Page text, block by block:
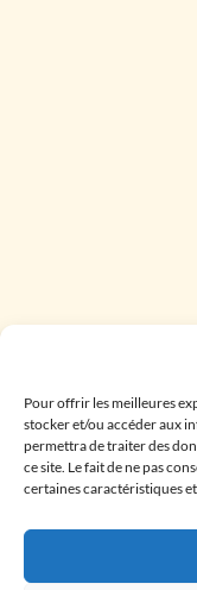
Pour offrir les meilleures
stocker et/ou accéder aux
permettra de traiter des
ce site. Le fait de ne pas
certaines caractéristiques